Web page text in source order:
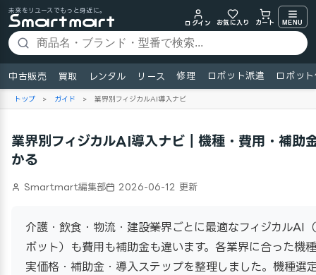
未来をリユースでもっと身近に。
ログイン
お気に入り カート MENU
中古販売 買取 レンタル リース 修理 ロボット派遣 ロボッ
トップ > ガイド > 業界別フィジカルAI導入ナビ
業界別フィジカルAI導入ナビ｜機種・費用・補助
かる
Smartmart編集部 2026-06-12 更新
介護・飲食・物流・建設──業界ごとに最適なフィジカルAI
ボット）も費用も補助金も違います。各業界に合った機
実価格・補助金・導入ステップを整理しました。機種選